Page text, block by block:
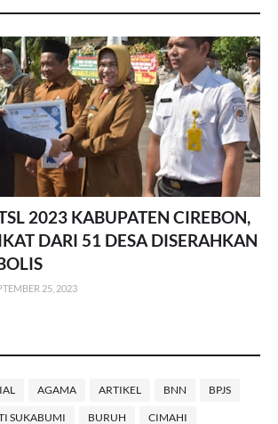
2023 KABUPATEN CIREBON,
DARI 51 DESA DISERAHKAN
25, 2023
AGAMA ARTIKEL BNN BPJS
SUKABUMI BURUH CIMAHI